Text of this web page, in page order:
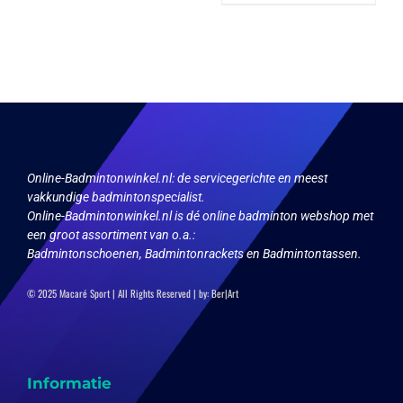
productpagina
worden
productpagina
Online-Badmintonwinkel.nl:de servicegerichte en meest
vakkundige badmintonspecialist.
Online-Badmintonwinkel.nl is dé online badminton webshop met
een groot assortiment van o.a.:
Badmintonschoenen, Badmintonrackets en Badmintontassen.
© 2025 Macaré Sport | All Rights Reserved | by:Ber|Art
Informatie